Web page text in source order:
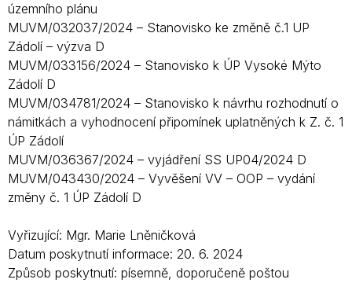
územního plánu
MUVM/032037/2024 – Stanovisko ke změně č.1 UP
Zádolí – výzva D
MUVM/033156/2024 – Stanovisko k ÚP Vysoké Mýto
Zádolí D
MUVM/034781/2024 – Stanovisko k návrhu rozhodnutí o
námitkách a vyhodnocení připomínek uplatněných k Z. č. 1
ÚP Zádolí
MUVM/036367/2024 – vyjádření SS UP04/2024 D
MUVM/043430/2024 – Vyvěšení VV – OOP – vydání
změny č. 1 ÚP Zádolí D
Vyřizující: Mgr. Marie Lněničková
Datum poskytnutí informace: 20. 6. 2024
Způsob poskytnutí: písemně, doporučeně poštou